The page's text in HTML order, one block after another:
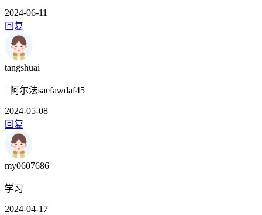
2024-06-11
回复
tangshuai
=阿尔法saefawdaf45
2024-05-08
回复
my0607686
学习
2024-04-17